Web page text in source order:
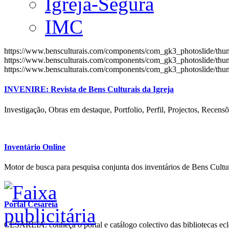
IMC
https://www.bensculturais.com/components/com_gk3_photoslide/
https://www.bensculturais.com/components/com_gk3_photoslide/
https://www.bensculturais.com/components/com_gk3_photoslide/
INVENIRE: Revista de Bens Culturais da Igreja
Investigação, Obras em destaque, Portfolio, Perfil, Projectos,
Inventário Online
Motor de busca para pesquisa conjunta dos inventários de Bens
Portal Cesareia
CESAREIA: conheça o portal e catálogo colectivo das bibliotecas